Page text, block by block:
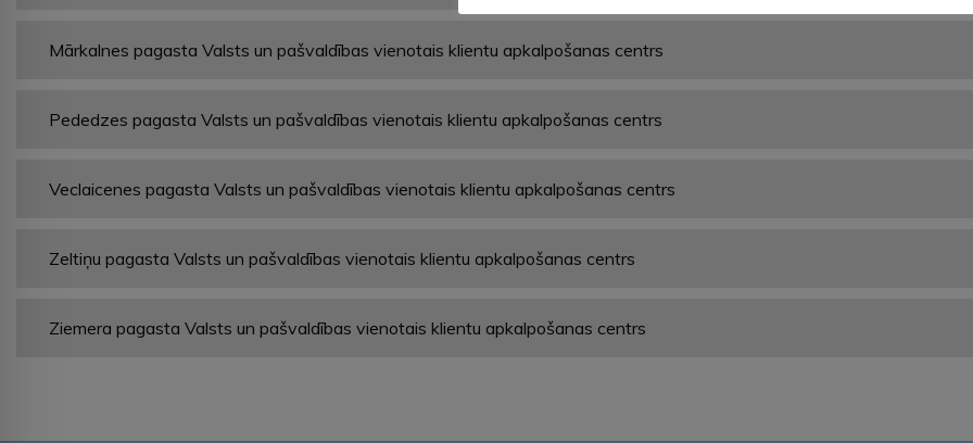
Mārkalnes pagasta Valsts un pašvaldības vienotais klientu apkalpošanas centrs
Pededzes pagasta Valsts un pašvaldības vienotais klientu apkalpošanas centrs
Veclaicenes pagasta Valsts un pašvaldības vienotais klientu apkalpošanas centrs
Zeltiņu pagasta Valsts un pašvaldības vienotais klientu apkalpošanas centrs
Ziemera pagasta Valsts un pašvaldības vienotais klientu apkalpošanas centrs